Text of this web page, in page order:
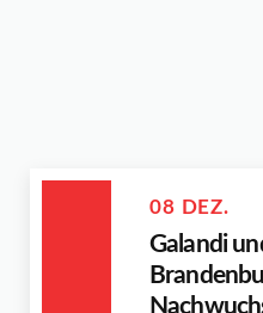
08 DEZ.
Galandi